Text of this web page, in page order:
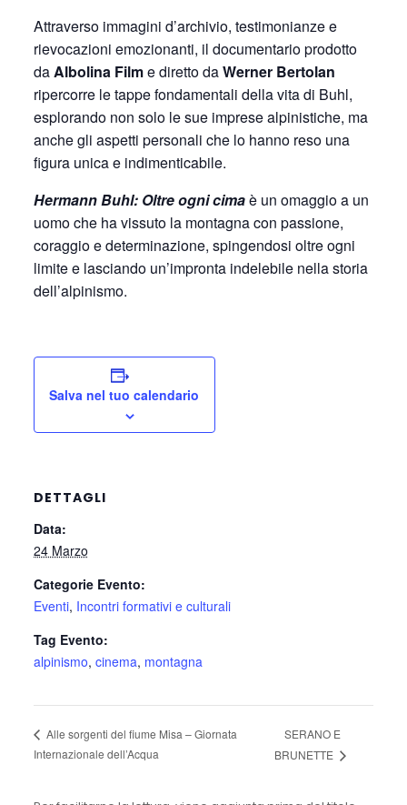
Attraverso immagini d’archivio, testimonianze e
rievocazioni emozionanti, il documentario prodotto
daAlbolina Filme diretto daWerner Bertolan
ripercorre le tappe fondamentali della vita di Buhl,
esplorando non solo le sue imprese alpinistiche, ma
anche gli aspetti personali che lo hanno reso una
figura unica e indimenticabile.
Hermann Buhl: Oltre ogni cimaè un omaggio a un
uomo che ha vissuto la montagna con passione,
coraggio e determinazione, spingendosi oltre ogni
limite e lasciando un’impronta indelebile nella storia
dell’alpinismo.
Salva nel tuo calendario
DETTAGLI
Data:
24 Marzo
Categorie Evento:
Eventi, Incontri formativi e culturali
Tag Evento:
alpinismo, cinema, montagna
Alle sorgenti del fiume Misa – Giornata
Internazionale dell’Acqua
SERANO E
BRUNETTE